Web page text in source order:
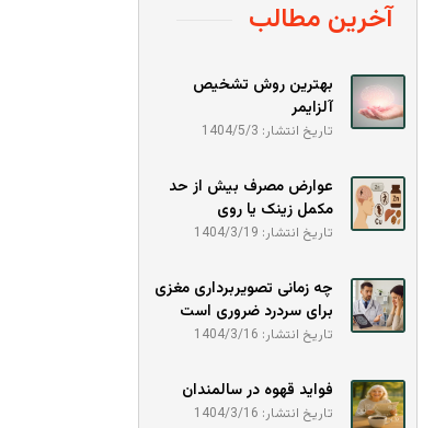
آخرین مطالب
بهترین روش تشخیص
آلزایمر
تاریخ انتشار: 1404/5/3
عوارض مصرف بیش از حد
مکمل زینک یا روی
تاریخ انتشار: 1404/3/19
چه زمانی تصویربرداری مغزی
برای سردرد ضروری است
تاریخ انتشار: 1404/3/16
فواید قهوه در سالمندان
تاریخ انتشار: 1404/3/16